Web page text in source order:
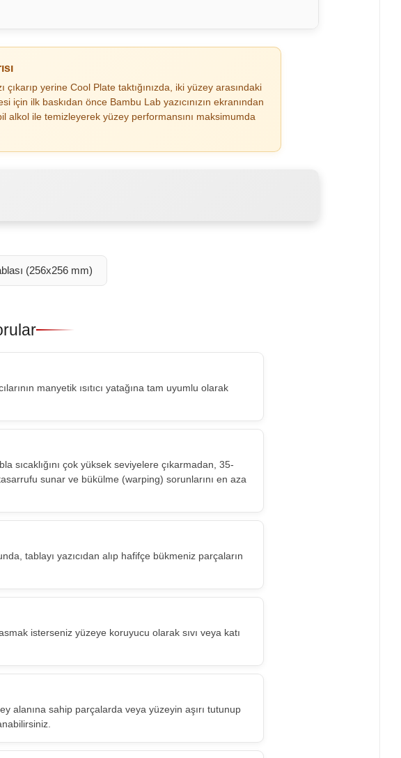
yerine Cool Plate taktığınızda, iki yüzey arasındaki
ilk baskıdan önce Bambu Lab yazıcınızın ekranından
alkol ile temizleyerek yüzey performansını maksimumda
(256x256 mm)
manyetik ısıtıcı yatağına tam uyumlu olarak
sıcaklığını çok yüksek seviyelere çıkarmadan, 35-
sunar ve bükülme (warping) sorunlarını en aza
tablayı yazıcıdan alıp hafifçe bükmeniz parçaların
isterseniz yüzeye koruyucu olarak sıvı veya katı
alanına sahip parçalarda veya yüzeyin aşırı tutunup